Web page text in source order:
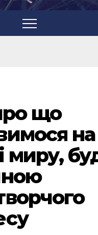
що
на
миру,